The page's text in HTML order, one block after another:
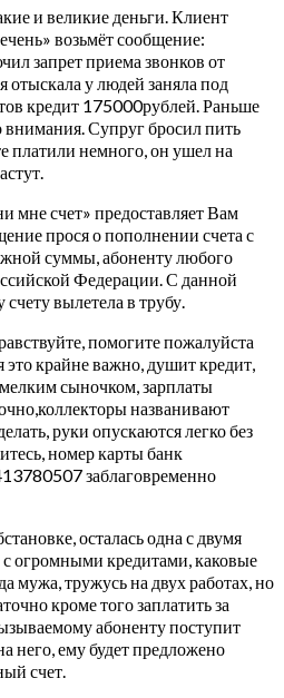
и великие деньги. Клиент
возьмёт сообщение:
запрет приема звонков от
отыскала у людей заняла под
кредит 175000рублей. Раньше
внимания. Супруг бросил пить
платили немного, он ушел на
мне счет» предоставляет Вам
прося о пополнении счета с
суммы, абоненту любого
Федерации. С данной
вылетела в трубу.
помогите пожалуйста
это крайне важно, душит кредит,
сыночком, зарплаты
названивают
руки опускаются легко без
номер карты банк
заблаговременно
осталась одна с двумя
огромными кредитами, каковые
мужа, тружусь на двух работах, но
кроме того заплатить за
абоненту поступит
него, ему будет предложено
счет.